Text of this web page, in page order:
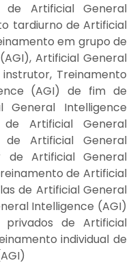
Artificial General
tardiurno de Artificial
em grupo de
Artificial General
Treinamento
(AGI) de fim de
General Intelligence
Artificial General
de Artificial General
de Artificial General
de Artificial
de Artificial General
Intelligence (AGI)
de Artificial
individual de